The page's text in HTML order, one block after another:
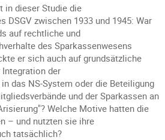
in dieser Studie die
DSGV zwischen 1933 und 1945: War
auf rechtliche und
des Sparkassenwesens
er sich auch auf grundsätzliche
Integration der
das NS-System oder die Beteiligung
und der Sparkassen an
Welche Motive hatten die
– und nutzten sie ihre
tatsächlich?